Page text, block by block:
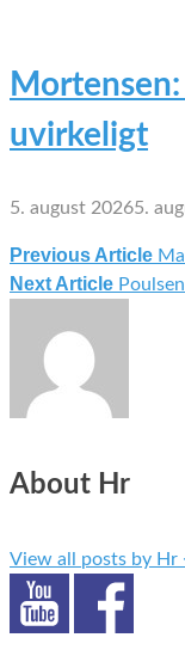
uvirkeligt
5. august 20265.
Previous Article
Next Article
About Hr
View all posts by Hr